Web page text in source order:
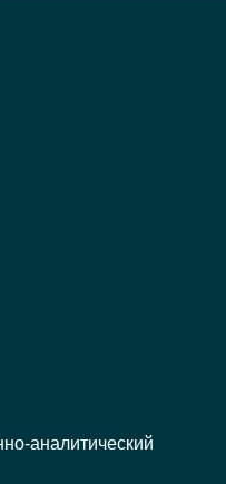
аналитический